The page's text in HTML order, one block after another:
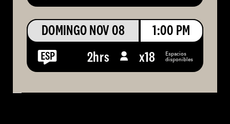
DOMINGO NOV 08
1:00 PM
2hrs
x18 Espacios
disponibles